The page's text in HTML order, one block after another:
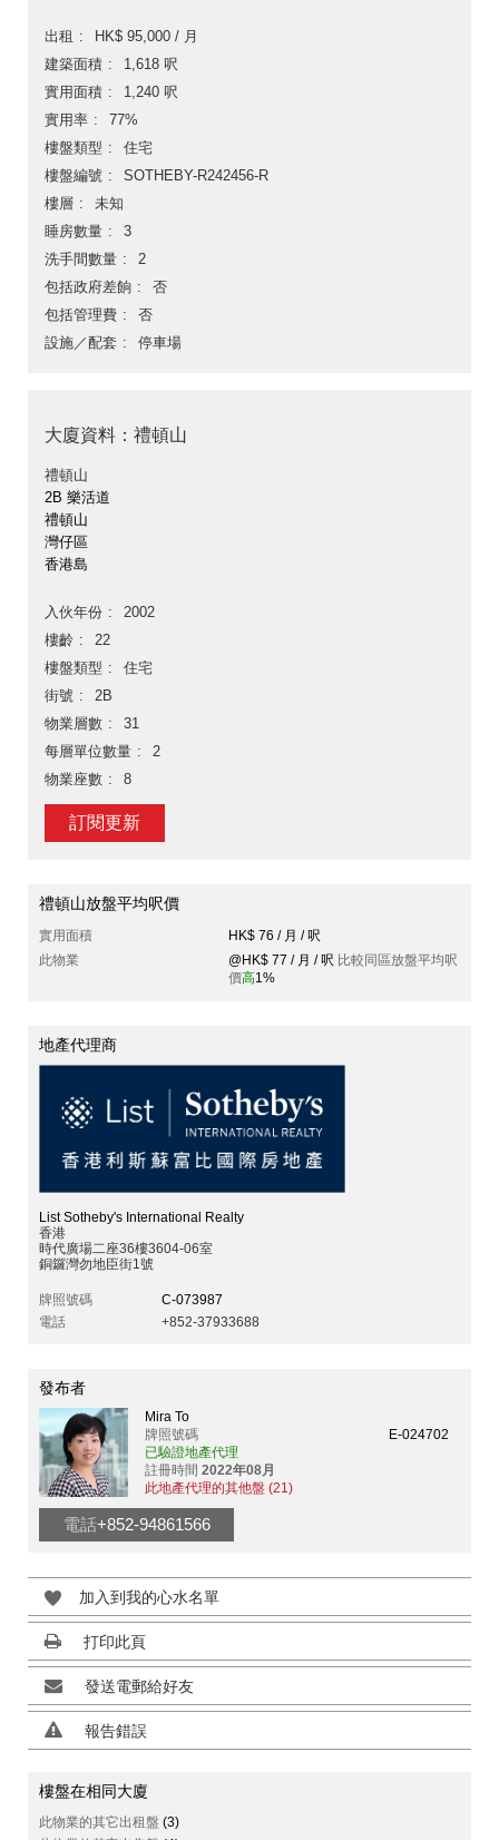
出租
HK$ 95,000 / 月
建築面積
1,618 呎
實用面積
1,240 呎
實用率
77%
樓盤類型
住宅
樓盤編號
SOTHEBY-R242456-R
樓層
未知
睡房數量
3
洗手間數量
2
包括政府差餉
否
包括管理費
否
設施／配套
停車場
大廈資料：禮頓山
禮頓山
2B 樂活道
禮頓山
灣仔區
香港島
入伙年份
2002
樓齡
22
樓盤類型
住宅
街號
2B
物業層數
31
每層單位數量
2
物業座數
8
訂閱更新
禮頓山放盤平均呎價
實用面積
HK$ 76 / 月 / 呎
此物業
@HK$ 77 / 月 / 呎 比較同區放盤平均呎
價高1%
地產代理商
List Sotheby's International Realty
香港
時代廣場二座36樓3604-06室
銅鑼灣勿地臣街1號
牌照號碼
C-073987
電話
+852-37933688
發布者
Mira To
牌照號碼
E-024702
已驗證地產代理
註冊時間 2022年08月
此地產代理的其他盤 (21)
電話+852-94861566
加入到我的心水名單
打印此頁
發送電郵給好友
報告錯誤
樓盤在相同大廈
此物業的其它出租盤 (3)